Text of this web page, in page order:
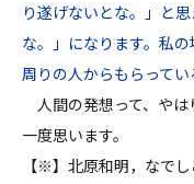
り遂げないとな。」と
な。」になります。私
周りの人からもらって
人間の発想って、やは
一度思います。
【※】北原和明，なで